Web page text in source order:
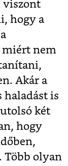
viszont
hogy a
nem
Akár a
haladást is
két
hogy
Több olyan